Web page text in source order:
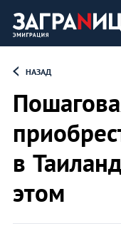
НАЗАД
в
этом